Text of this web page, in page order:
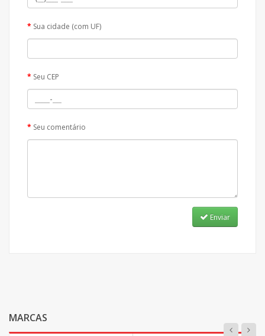
Sua cidade (com UF)
Seu CEP
Seu comentário
Enviar
MARCAS